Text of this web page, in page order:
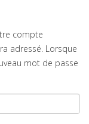
compte
adressé. Lorsque
mot de passe